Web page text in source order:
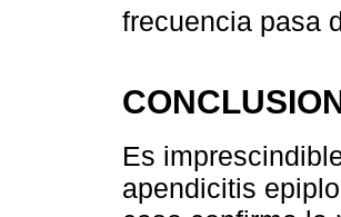
frecuencia pasa
Es
apendicitis